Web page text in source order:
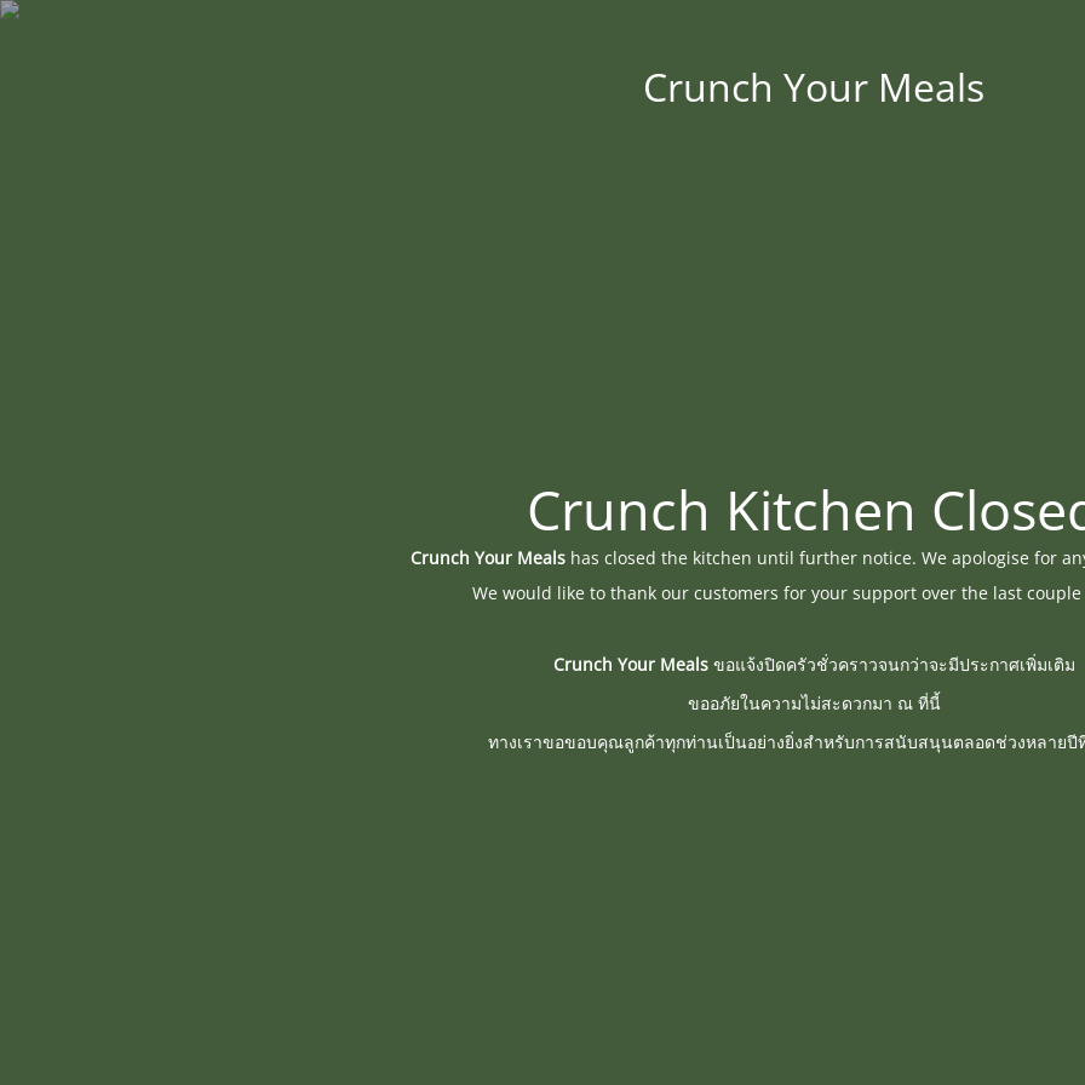
Crunch Your Meals
Crunch Kitchen
Crunch Your Mealshas closed the kitchen until further notice. We apologise for
We would like to thank our customers for your support over the last couple
Crunch Your Mealsขอแจ้งปิดครัวชั่วคราวจนกว่าจะมีประกาศเพิ่มเติม
ขออภัยในความไม่สะดวกมา ณ ที่นี้
ทางเราขอขอบคุณลูกค้าทุกท่านเป็นอย่างยิ่งสำหรับการสนับสนุนตลอดช่วงหลายปี